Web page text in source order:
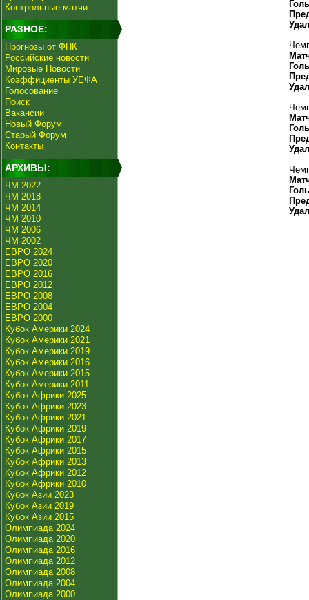
Контрольные матчи
РАЗНОЕ:
Прогнозы от ФНК
Российские новости
Мировые Новости
Коэффициенты УЕФА
Голосование
Поиск
Вакансии
Новый Форум
Старый Форум
Контакты
АРХИВЫ:
ЧМ 2022
ЧМ 2018
ЧМ 2014
ЧМ 2010
ЧМ 2006
ЧМ 2002
ЕВРО 2024
ЕВРО 2020
ЕВРО 2016
ЕВРО 2012
ЕВРО 2008
ЕВРО 2004
ЕВРО 2000
Кубок Америки 2024
Кубок Америки 2021
Кубок Америки 2019
Кубок Америки 2016
Кубок Америки 2015
Кубок Америки 2011
Кубок Африки 2025
Кубок Африки 2023
Кубок Африки 2021
Кубок Африки 2019
Кубок Африки 2017
Кубок Африки 2015
Кубок Африки 2013
Кубок Африки 2012
Кубок Африки 2010
Кубок Азии 2023
Кубок Азии 2019
Кубок Азии 2015
Олимпиада 2024
Олимпиада 2020
Олимпиада 2016
Олимпиада 2012
Олимпиада 2008
Олимпиада 2004
Олимпиада 2000